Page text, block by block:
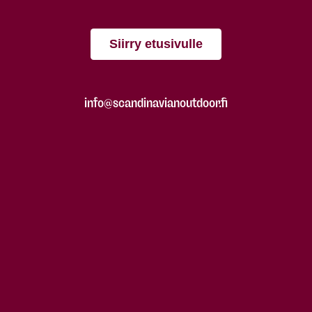
Siirry etusivulle
info@scandinavianoutdoor.fi